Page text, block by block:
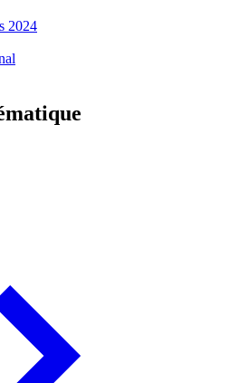
2024